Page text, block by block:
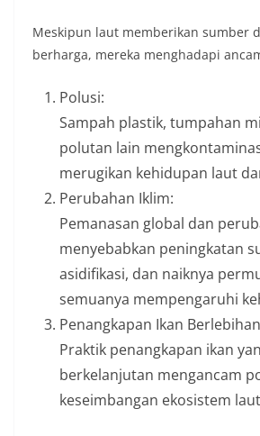
Meskipun laut memberikan sumber
berharga, mereka menghadapi
Polusi:
Sampah plastik, tumpahan
polutan lain
merugikan kehidupan laut
Perubahan Iklim:
Pemanasan global dan
menyebabkan peningkatan
asidifikasi, dan naiknya
semuanya mempengaruhi
Penangkapan Ikan
Praktik penangkapan ikan
berkelanjutan mengancam
keseimbangan ekosistem